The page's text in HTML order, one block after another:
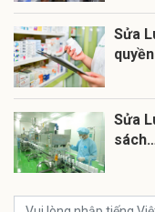
Sửa
Sửa